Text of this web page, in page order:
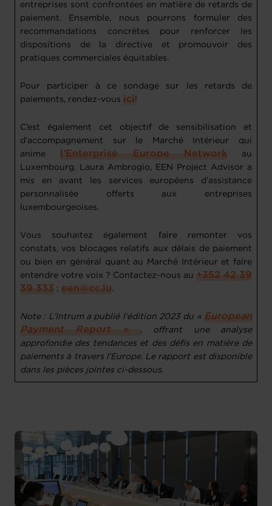
entreprises sont confrontées en matière de retards de
paiement. Ensemble, nous pourrons formuler des
recommandations concrètes pour renforcer les
dispositions de la directive et promouvoir des
pratiques commerciales équitables.
Pour participer à ce sondage sur les retards de
paiements, rendez-vous ici !
C’est également cet objectif de sensibilisation et
d’accompagnement sur le Marché Intérieur qui
anime
l’Enterprise Europe Network
au
Luxembourg. Laura Ambrogio, EEN Project Advisor a
mis en avant les services européens d’assistance
personnalisée offerts aux entreprises
luxembourgeoises.
Vous souhaitez également faire remonter vos
constats, vos blocages relatifs aux délais de paiement
ou bien en général quant au Marché Intérieur et faire
entendre votre voix ? Contactez-nous au +352 42 39
39 333 ; een@cc.lu.
Note : L’Intrum a publié l’édition 2023 du « European
Payment Report »
, offrant une analyse
approfondie des tendances et des défis en matière de
paiements à travers l'Europe. Le rapport est disponible
dans les pièces jointes ci-dessous.